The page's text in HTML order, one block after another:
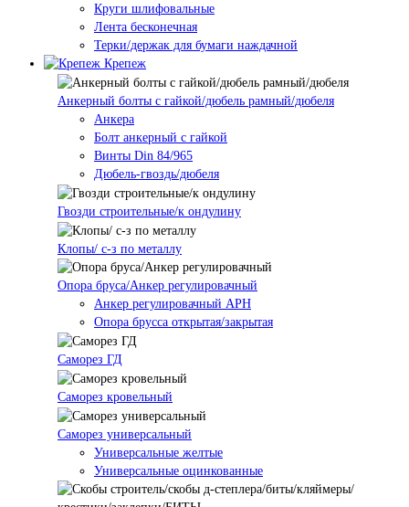
Круги шлифовальные
Лента бесконечная
Терки/держак для бумаги наждачной
Крепеж
Анкерный болты с гайкой/дюбель рамный/дюбеля
Анкера
Болт анкерный с гайкой
Винты Din 84/965
Дюбель-гвоздь/дюбеля
Гвозди строительные/к ондулину
Клопы/ с-з по металлу
Опора бруса/Анкер регулировачный
Анкер регулировачный АРН
Опора брусса открытая/закрытая
Саморез ГД
Саморез кровельный
Саморез универсальный
Универсальные желтые
Универсальные оцинкованные